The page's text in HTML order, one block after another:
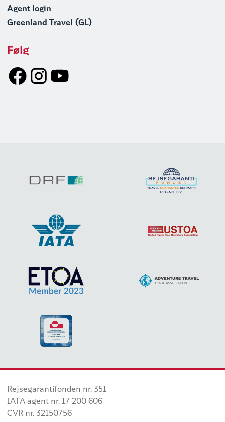
Agent login
Greenland Travel (GL)
Følg
Rejsegarantifonden nr. 351
IATA agent nr. 17 200 606
CVR nr. 32150756